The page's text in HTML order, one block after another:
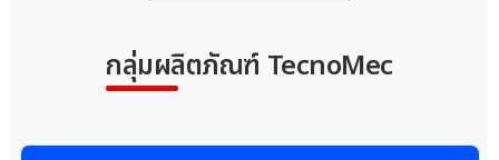
กลุ่มผลิตภัณฑ์ TecnoMec